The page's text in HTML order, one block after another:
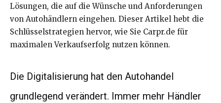
Lösungen, die auf die Wünsche und Anforderungen
von Autohändlern eingehen. Dieser Artikel hebt die
Schlüsselstrategien hervor, wie Sie Carpr.de für
maximalen Verkaufserfolg nutzen können.
Die Digitalisierung hat den Autohandel
grundlegend verändert. Immer mehr Händler